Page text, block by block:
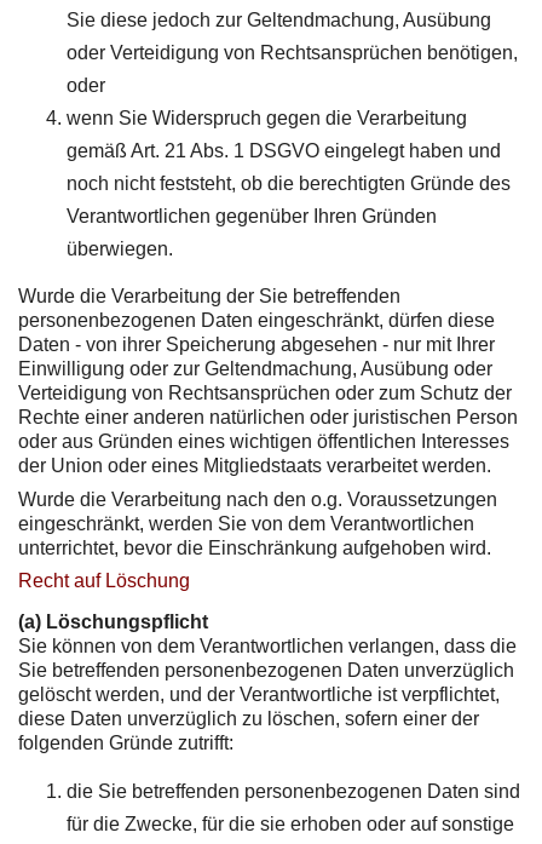
Sie diese jedoch zur Geltendmachung, Ausübung
oder Verteidigung von Rechtsansprüchen benötigen,
oder
wenn Sie Widerspruch gegen die Verarbeitung
gemäß Art. 21 Abs. 1 DSGVO eingelegt haben und
noch nicht feststeht, ob die berechtigten Gründe des
Verantwortlichen gegenüber Ihren Gründen
überwiegen.
Wurde die Verarbeitung der Sie betreffenden
personenbezogenen Daten eingeschränkt, dürfen diese
Daten - von ihrer Speicherung abgesehen - nur mit Ihrer
Einwilligung oder zur Geltendmachung, Ausübung oder
Verteidigung von Rechtsansprüchen oder zum Schutz der
Rechte einer anderen natürlichen oder juristischen Person
oder aus Gründen eines wichtigen öffentlichen Interesses
der Union oder eines Mitgliedstaats verarbeitet werden.
Wurde die Verarbeitung nach den o.g. Voraussetzungen
eingeschränkt, werden Sie von dem Verantwortlichen
unterrichtet, bevor die Einschränkung aufgehoben wird.
Recht auf Löschung
(a) Löschungspflicht
Sie können von dem Verantwortlichen verlangen, dass die
Sie betreffenden personenbezogenen Daten unverzüglich
gelöscht werden, und der Verantwortliche ist verpflichtet,
diese Daten unverzüglich zu löschen, sofern einer der
folgenden Gründe zutrifft:
die Sie betreffenden personenbezogenen Daten sind
für die Zwecke, für die sie erhoben oder auf sonstige